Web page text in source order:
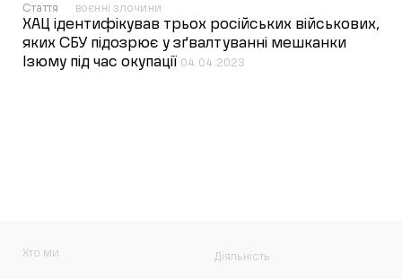
Стаття воєнні злочини
ХАЦ ідентифікував трьох російських військових,
яких СБУ підозрює у зґвалтуванні мешканки
Ізюму під час окупації 04.04.2023
Хто ми Діяльність